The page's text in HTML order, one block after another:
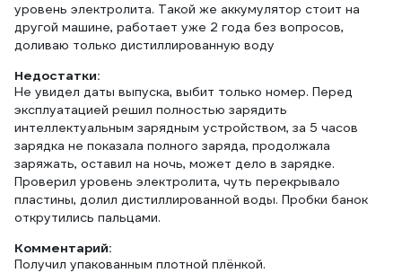
уровень электролита. Такой же аккумулятор стоит на
другой машине, работает уже 2 года без вопросов,
доливаю только дистиллированную воду
Недостатки:
Не увидел даты выпуска, выбит только номер. Перед
эксплуатацией решил полностью зарядить
интеллектуальным зарядным устройством, за 5 часов
зарядка не показала полного заряда, продолжала
заряжать, оставил на ночь, может дело в зарядке.
Проверил уровень электролита, чуть перекрывало
пластины, долил дистиллированной воды. Пробки банок
открутились пальцами.
Комментарий:
Получил упакованным плотной плёнкой.